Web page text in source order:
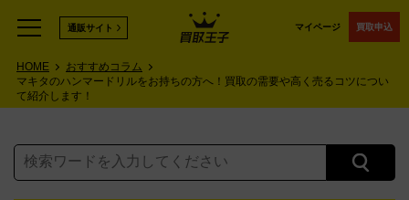
マイページ 買取申込
通販サイト
HOME
おすすめコラム
マキタのハンマードリルをお持ちの方へ！買取の需要や高く売るコツについ
て紹介します！